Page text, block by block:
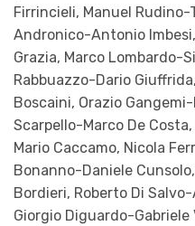
Firrincieli, Manuel Rudino-
Andronico-Antonio
Grazia, Marco Lombardo-
Rabbuazzo-Dario
Boscaini, Orazio
Scarpello-Marco De
Mario Caccamo, Nicola
Bonanno-Daniele
Bordieri, Roberto Di
Giorgio Diguardo-Gabriele